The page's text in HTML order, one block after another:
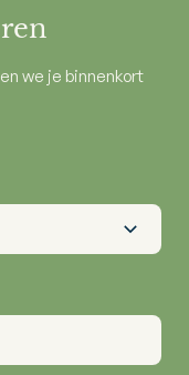
we je binnenkort